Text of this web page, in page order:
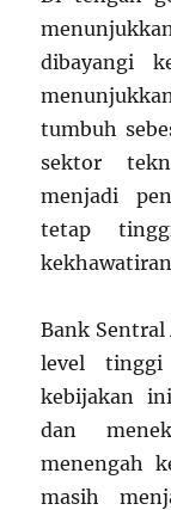
dibayangi
tumbuh
sektor
menjadi
tetap
Bank Sentral
level
kebijakan
dan
menengah
masih